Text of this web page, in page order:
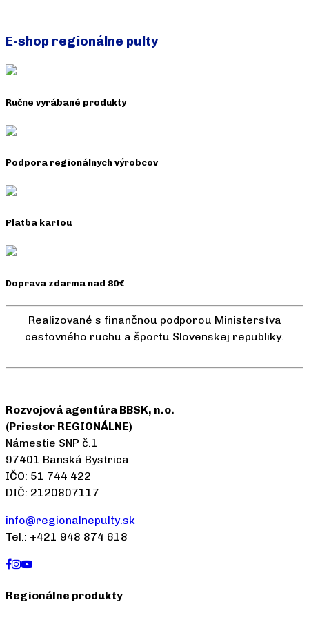
E-shop regionálne pulty
Ručne vyrábané produkty
Podpora regionálnych výrobcov
Platba kartou
Doprava zdarma nad 80€
Realizované s finančnou podporou Ministerstva
cestovného ruchu a športu Slovenskej republiky.
Rozvojová agentúra BBSK, n.o.
(Priestor REGIONÁLNE)
Námestie SNP č.1
97401 Banská Bystrica
IČO: 51 744 422
DIČ: 2120807117
info@regionalnepulty.sk
Tel.: +421 948 874 618
Regionálne produkty